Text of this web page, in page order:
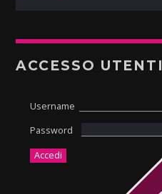
ACCESSO UTENTI
Username
Password